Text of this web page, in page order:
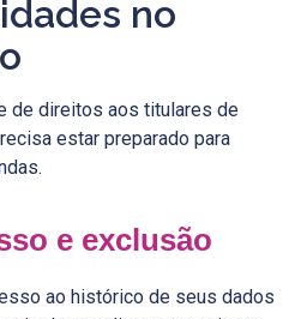
no
de direitos aos titulares de
estar preparado para
e exclusão
ao histórico de seus dados